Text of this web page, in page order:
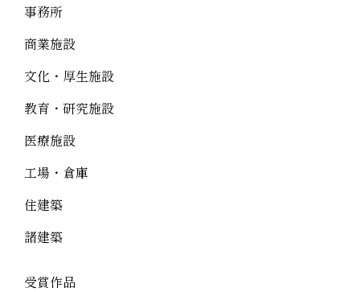
事務所
商業施設
文化・厚生施設
教育・研究施設
医療施設
工場・倉庫
住建築
諸建築
受賞作品